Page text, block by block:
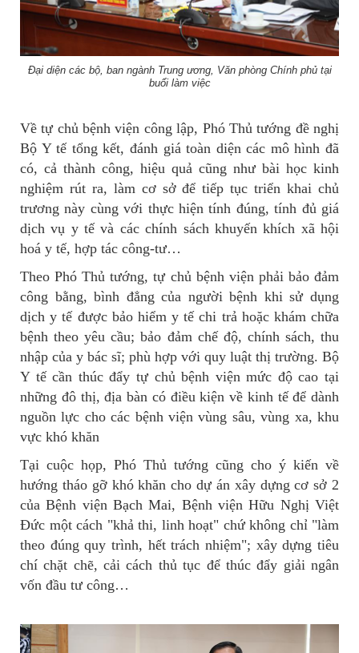
Đại diện các bộ, ban ngành Trung ương, Văn phòng Chính phủ tại
buổi làm việc
Về tự chủ bệnh viện công lập, Phó Thủ tướng đề nghị
Bộ Y tế tổng kết, đánh giá toàn diện các mô hình đã
có, cả thành công, hiệu quả cũng như bài học kinh
nghiệm rút ra, làm cơ sở để tiếp tục triển khai chủ
trương này cùng với thực hiện tính đúng, tính đủ giá
dịch vụ y tế và các chính sách khuyến khích xã hội
hoá y tế, hợp tác công-tư…
Theo Phó Thủ tướng, tự chủ bệnh viện phải bảo đảm
công bằng, bình đẳng của người bệnh khi sử dụng
dịch y tế được bảo hiểm y tế chi trả hoặc khám chữa
bệnh theo yêu cầu; bảo đảm chế độ, chính sách, thu
nhập của y bác sĩ; phù hợp với quy luật thị trường. Bộ
Y tế cần thúc đẩy tự chủ bệnh viện mức độ cao tại
những đô thị, địa bàn có điều kiện về kinh tế để dành
nguồn lực cho các bệnh viện vùng sâu, vùng xa, khu
vực khó khăn
Tại cuộc họp, Phó Thủ tướng cũng cho ý kiến về
hướng tháo gỡ khó khăn cho dự án xây dựng cơ sở 2
của Bệnh viện Bạch Mai, Bệnh viện Hữu Nghị Việt
Đức một cách "khả thi, linh hoạt" chứ không chỉ "làm
theo đúng quy trình, hết trách nhiệm"; xây dựng tiêu
chí chặt chẽ, cải cách thủ tục để thúc đẩy giải ngân
vốn đầu tư công…